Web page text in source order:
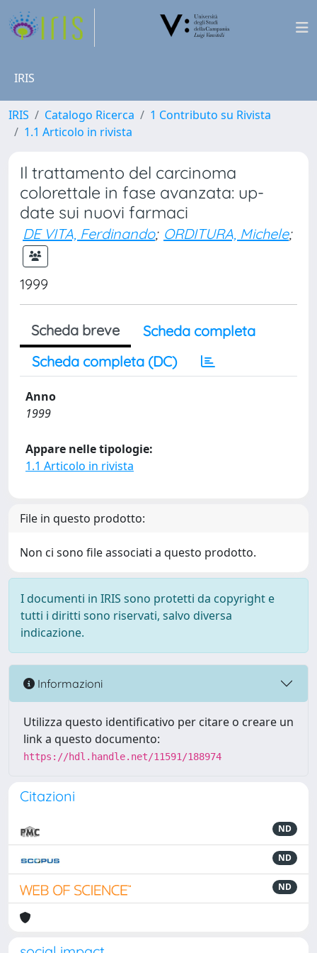
IRIS
IRIS Catalogo Ricerca
1 Contributo su Rivista
1.1 Articolo in rivista
Il trattamento del carcinoma
colorettale in fase avanzata: up-
date sui nuovi farmaci
DE VITA, Ferdinando; ORDITURA, Michele;
1999
Scheda breve
Scheda completa
Scheda completa (DC)
Anno
1999
Appare nelle tipologie:
1.1 Articolo in rivista
File in questo prodotto:
Non ci sono file associati a questo prodotto.
I documenti in IRIS sono protetti da copyright e
tutti i diritti sono riservati, salvo diversa
indicazione.
Informazioni
Utilizza questo identificativo per citare o creare un
link a questo documento:
https://hdl.handle.net/11591/188974
Citazioni
ND
ND
ND